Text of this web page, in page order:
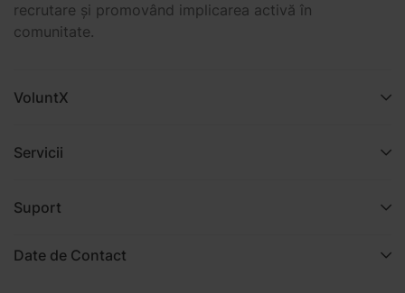
recrutare și promovând implicarea activă în
comunitate.
VoluntX
Servicii
Suport
Date de Contact